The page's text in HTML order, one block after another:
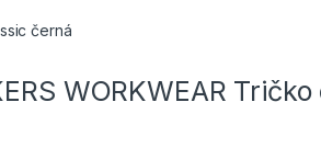
černá
WORKWEAR